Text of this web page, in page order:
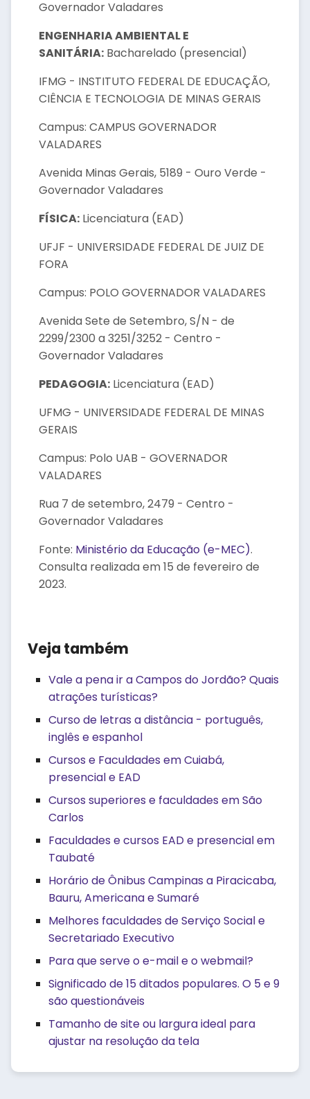
Governador Valadares
ENGENHARIA AMBIENTAL E
SANITÁRIA: Bacharelado (presencial)
IFMG - INSTITUTO FEDERAL DE EDUCAÇÃO,
CIÊNCIA E TECNOLOGIA DE MINAS GERAIS
Campus: CAMPUS GOVERNADOR
VALADARES
Avenida Minas Gerais, 5189 - Ouro Verde -
Governador Valadares
FÍSICA: Licenciatura (EAD)
UFJF - UNIVERSIDADE FEDERAL DE JUIZ DE
FORA
Campus: POLO GOVERNADOR VALADARES
Avenida Sete de Setembro, S/N - de
2299/2300 a 3251/3252 - Centro -
Governador Valadares
PEDAGOGIA: Licenciatura (EAD)
UFMG - UNIVERSIDADE FEDERAL DE MINAS
GERAIS
Campus: Polo UAB - GOVERNADOR
VALADARES
Rua 7 de setembro, 2479 - Centro -
Governador Valadares
Fonte: Ministério da Educação (e-MEC).
Consulta realizada em 15 de fevereiro de
2023.
Veja também
Vale a pena ir a Campos do Jordão? Quais
atrações turísticas?
Curso de letras a distância - português,
inglês e espanhol
Cursos e Faculdades em Cuiabá,
presencial e EAD
Cursos superiores e faculdades em São
Carlos
Faculdades e cursos EAD e presencial em
Taubaté
Horário de Ônibus Campinas a Piracicaba,
Bauru, Americana e Sumaré
Melhores faculdades de Serviço Social e
Secretariado Executivo
Para que serve o e-mail e o webmail?
Significado de 15 ditados populares. O 5 e 9
são questionáveis
Tamanho de site ou largura ideal para
ajustar na resolução da tela